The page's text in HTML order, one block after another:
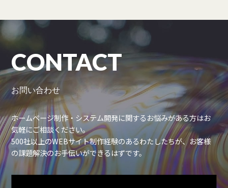
CONTACT
お問い合わせ
ホームページ制作・システム開発に関するお悩みがある方はお
気軽にご相談ください。
500社以上のWEBサイト制作経験のあるわたしたちが、お客様
の課題解決のお手伝いができるはずです。